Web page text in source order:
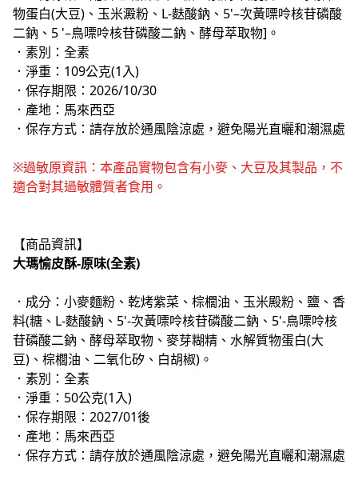
物蛋白(大豆)、玉米澱粉、L-麩酸鈉、5'–次黃嘌呤核苷磷酸
二鈉、5 '–鳥嘌呤核苷磷酸二鈉、酵母萃取物]。
．素別：全素
．淨重：109公克(1入)
．保存期限：2026/10/30
．產地：馬來西亞
．保存方式：請存放於通風陰涼處，避免陽光直曬和潮濕處
※過敏原資訊：本產品實物包含有小麥、大豆及其製品，不
適合對其過敏體質者食用。
【商品資訊】
大瑪愉皮酥-原味(全素)
．成分：小麥麵粉、乾烤紫菜、棕櫚油、玉米殿粉、鹽、香
料(糖、L-麩酸鈉、5'-次黃嘌呤核苷磷酸二鈉、5'-鳥嘌呤核
苷磷酸二鈉、酵母萃取物、麥芽糊精、水解質物蛋白(大
豆)、棕櫚油、二氧化矽、白胡椒)。
．素別：全素
．淨重：50公克(1入)
．保存期限：2027/01後
．產地：馬來西亞
．保存方式：請存放於通風陰涼處，避免陽光直曬和潮濕處